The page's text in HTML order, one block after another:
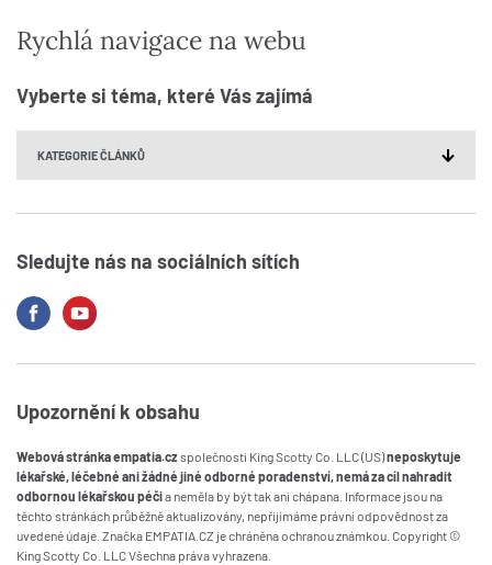
Rychlá navigace na webu
Vyberte si téma, které Vás zajímá
Sledujte nás na sociálních sítích
Upozornění k obsahu
Webová stránka empatia.czspolečnosti King Scotty Co. LLC (US)neposkytuje
lékařské, léčebné ani žádné jiné odborné poradenství, nemá za cíl nahradit
odbornou lékařskou péčia neměla by být tak ani chápana. Informace jsou na
těchto stránkách průběžně aktualizovány, nepřijímáme právní odpovědnost za
uvedené údaje. Značka EMPATIA.CZ je chráněna ochranou známkou. Copyright ©
King Scotty Co. LLC Všechna práva vyhrazena.